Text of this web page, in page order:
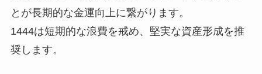
とが長期的な金運向上に繋がります。
1444は短期的な浪費を戒め、堅実な資産形成を推
奨します。